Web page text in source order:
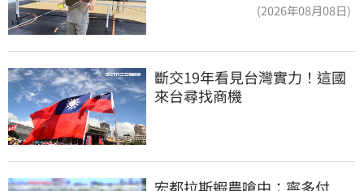
(2026年08月08日)
斷交19年看見台灣實力！這國
來台尋找商機